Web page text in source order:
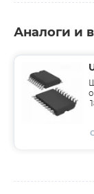
Аналоги и